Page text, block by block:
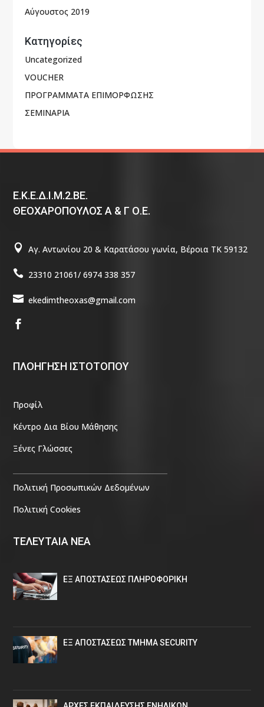
Αύγουστος 2019
Kατηγορίες
Uncategorized
VOUCHER
ΠΡΟΓΡΑΜΜΑΤΑ ΕΠΙΜΟΡΦΩΣΗΣ
ΣΕΜΙΝΑΡΙΑ
Ε.Κ.Ε.Δ.Ι.Μ.2.ΒΕ.
ΘΕΟΧΑΡΟΠΟΥΛΟΣ Α & Γ Ο.Ε.
 Αγ. Αντωνίου 20 & Καρατάσου γωνία, Βέροια TΚ 59132
 23310 21061/ 6974 338 357
 ekedimtheoxas@gmail.com

ΠΛΟΗΓΗΣΗ ΙΣΤΟΤΟΠΟΥ
Προφίλ
Κέντρο Δια Βίου Μάθησης
Ξένες Γλώσσες
Πολιτική Προσωπικών Δεδομένων
Πολιτική Cookies
ΤΕΛΕΥΤΑΙΑ ΝΕΑ
ΕΞ ΑΠΟΣΤΑΣΕΩΣ ΠΛΗΡΟΦΟΡΙΚΗ
ΕΞ ΑΠΟΣΤΑΣΕΩΣ ΤΜΗΜΑ SECURITY